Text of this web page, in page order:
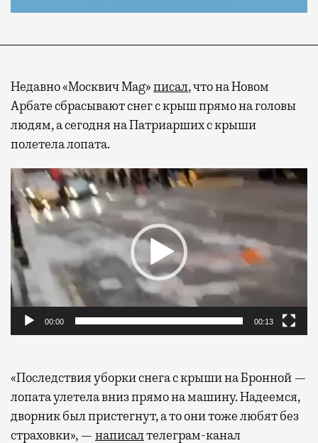
Недавно «Москвич Mag»писал, что на Новом
Арбате сбрасывают снег с крыш прямо на головы
людям, а сегодня на Патриарших с крыши
полетела лопата.
Видеоплеер
00:00 00:13
«Последствия уборки снега с крыши на Бронной —
лопата улетела вниз прямо на машину. Надеемся,
дворник был пристегнут, а то они тоже любят без
страховки», — написалтелеграм-канал